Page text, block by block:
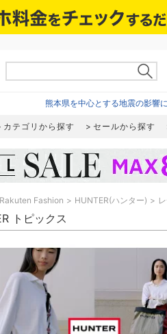
熊本県を中心とする地震の影響
カテゴリから探す セールから探す
Rakuten Fashion HUNTER(ハンター)
トピックス